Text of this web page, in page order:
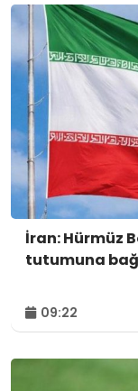
İran: Hürmüz
tutumuna
09:22